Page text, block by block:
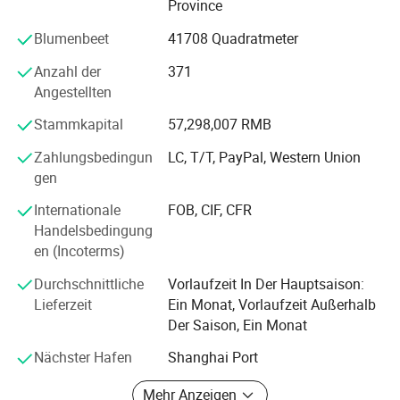
Privatunternehmen in Huainan" und "Respecting Contract
Die Gruppe hat sukzessive zwei Standardlabore für
mikroseismische Technologie und elektronische
Frequenzwandlungskontrolle in China University of
Science and Technology und Shanghai Jiaotong
University eingerichtet. Gleichzeitig hat es drei von der
Enterprise Technology Center", "Anhui Mining Electronic
Engineering Technology Research Center" und "Key
Laboratory of microseismic Perception".
Unser Unternehmen hat erfahrene Vertriebsmitarbeiter und
Post-Sales-Mitglieder. Unsere Produkte verkaufen sich gut
in Shandong, Shanxi, Henan, Hebei, Hunan, Sichuan,
Ningxia, Shanxi, Neimenggu und Anhui.
Die Wantai Group verfolgt die Arbeitsorientierung, schnell
Province
Blumenbeet
41708 Quadratmeter
Anzahl der
Angestellten
371
Stammkapital
57,298,007 RMB
Zahlungsbedingun
gen
LC, T/T, PayPal, Western Union
Internationale
Handelsbedingung
en (Incoterms)
FOB, CIF, CFR
Durchschnittliche
Lieferzeit
Vorlaufzeit In Der Hauptsaison:
Ein Monat, Vorlaufzeit Außerhalb
Der Saison, Ein Monat
Nächster Hafen
Shanghai Port
Mehr Anzeigen